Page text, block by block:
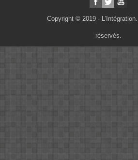
Copyright © 2019 -
réservés.